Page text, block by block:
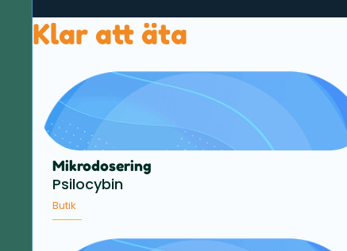
Klar att äta
Mikrodosering
Psilocybin
Butik